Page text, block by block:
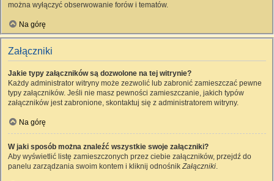
można wyłączyć obserwowanie forów i tematów.
Na górę
Załączniki
Jakie typy załączników są dozwolone na tej witrynie?
Każdy administrator witryny może zezwolić lub zabronić zamieszczać pewne
typy załączników. Jeśli nie masz pewności zamieszczanie, jakich typów
załączników jest zabronione, skontaktuj się z administratorem witryny.
Na górę
W jaki sposób można znaleźć wszystkie swoje załączniki?
Aby wyświetlić listę zamieszczonych przez ciebie załączników, przejdź do
panelu zarządzania swoim kontem i kliknij odnośnikZałączniki.